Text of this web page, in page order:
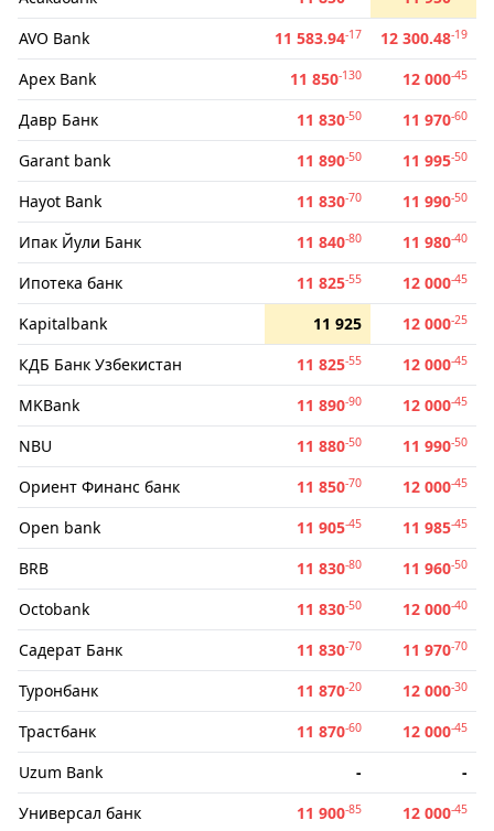
AVO Bank 11 583.94-17 12 300.48-19
Apex Bank 11 850-130 12 000-45
Давр Банк 11 830-50 11 970-60
Garant bank 11 890-50 11 995-50
Hayot Bank 11 830-70 11 990-50
Ипак Йули Банк 11 840-80 11 980-40
Ипотека банк 11 825-55 12 000-45
Kapitalbank 11 925 12 000-25
КДБ Банк Узбекистан 11 825-55 12 000-45
MKBank 11 890-90 12 000-45
NBU 11 880-50 11 990-50
Ориент Финанс банк 11 850-70 12 000-45
Open bank 11 905-45 11 985-45
BRB 11 830-80 11 960-50
Octobank 11 830-50 12 000-40
Садерат Банк 11 830-70 11 970-70
Туронбанк 11 870-20 12 000-30
Трастбанк 11 870-60 12 000-45
Uzum Bank -
-
Универсал банк
11 900-85 12 000-45